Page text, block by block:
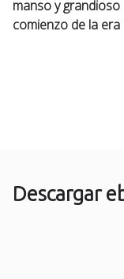
manso y
comienzo de la era
Descargar